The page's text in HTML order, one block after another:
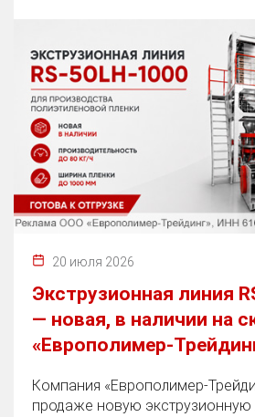
20 июля 2026
Экструзионная линия
— новая, в наличии на
«Европолимер-
Компания «Европолимер-
продаже новую экструзионную